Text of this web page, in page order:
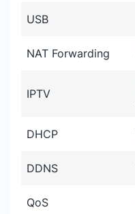
USB
NAT Forwarding
IPTV
DHCP
DDNS
QoS